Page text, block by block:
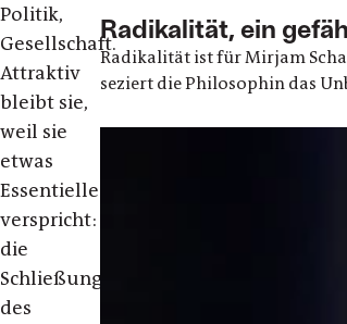
Politik,
Gesellschaft.
Attraktiv
bleibt sie,
weil sie
etwas
Essentielles
verspricht:
die
Schließung
des
Radikalität, ein
Radikalität ist für Mirjam
seziert die Philosophin das